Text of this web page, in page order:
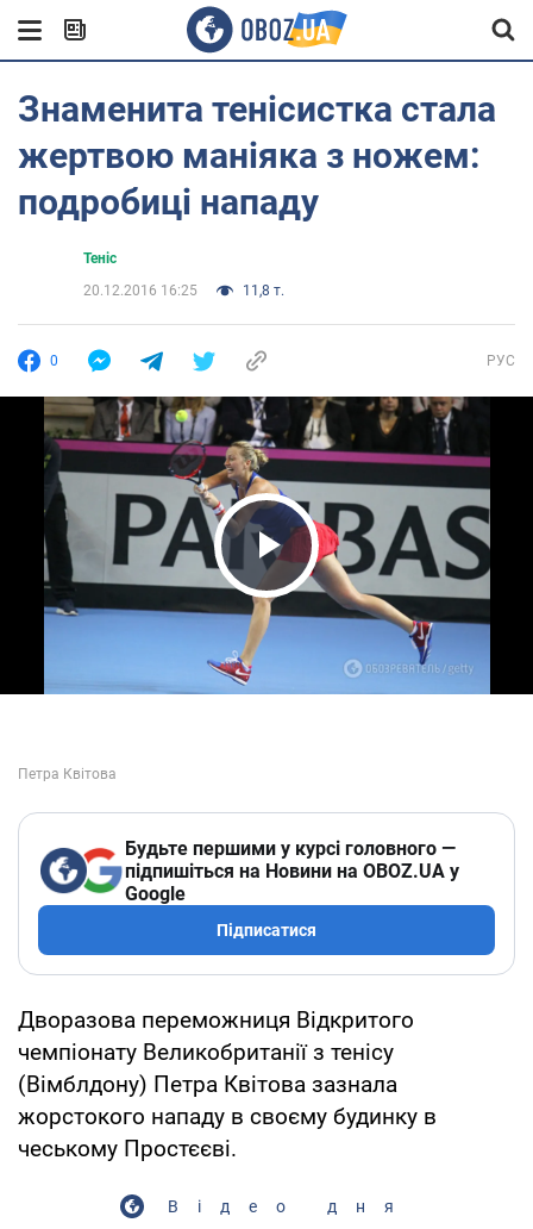
Знаменита тенісистка стала
жертвою маніяка з ножем:
подробиці нападу
Теніс
20.12.2016 16:25
11,8 т.
0 РУС
Play Video
Будьте першими у курсі головного —
підпишіться на Новини на OBOZ.UA у
Google
Підписатися
Дворазова переможниця Відкритого
чемпіонату Великобританії з тенісу
(Вімблдону) Петра Квітова зазнала
жорстокого нападу в своєму будинку в
чеському Простєєві.
Відео дня